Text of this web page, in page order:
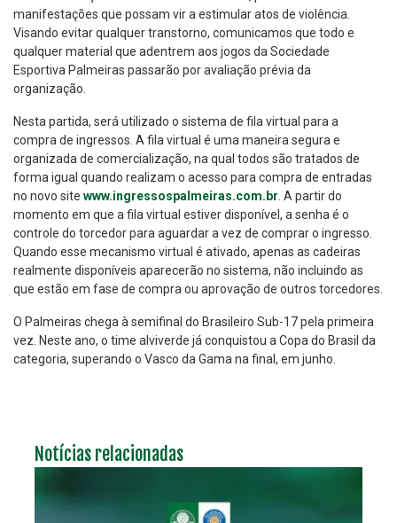
manifestações que possam vir a estimular atos de violência.
Visando evitar qualquer transtorno, comunicamos que todo e
qualquer material que adentrem aos jogos da Sociedade
Esportiva Palmeiras passarão por avaliação prévia da
organização.
Nesta partida, será utilizado o sistema de fila virtual para a
compra de ingressos. A fila virtual é uma maneira segura e
organizada de comercialização, na qual todos são tratados de
forma igual quando realizam o acesso para compra de entradas
no novo site www.ingressospalmeiras.com.br . A partir do
momento em que a fila virtual estiver disponível, a senha é o
controle do torcedor para aguardar a vez de comprar o ingresso.
Quando esse mecanismo virtual é ativado, apenas as cadeiras
realmente disponíveis aparecerão no sistema, não incluindo as
que estão em fase de compra ou aprovação de outros torcedores.
O Palmeiras chega à semifinal do Brasileiro Sub-17 pela primeira
vez. Neste ano, o time alviverde já conquistou a Copa do Brasil da
categoria, superando o Vasco da Gama na final, em junho.
Notícias relacionadas